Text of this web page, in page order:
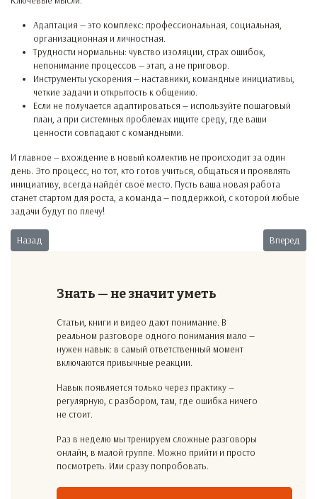
Адаптация — это комплекс: профессиональная, социальная,
организационная и личностная.
Трудности нормальны: чувство изоляции, страх ошибок,
непонимание процессов — этап, а не приговор.
Инструменты ускорения — наставники, командные инициативы,
четкие задачи и открытость к общению.
Если не получается адаптироваться — используйте пошаговый
план, а при системных проблемах ищите среду, где ваши
ценности совпадают с командными.
И главное — вхождение в новый коллектив не происходит за один
день. Это процесс, но тот, кто готов учиться, общаться и проявлять
инициативу, всегда найдёт своё место. Пусть ваша новая работа
станет стартом для роста, а команда — поддержкой, с которой любые
задачи будут по плечу!
Предыдущий: Страх перед начальством — как перестать бояться?
Назад Вперед
Знать — не значит уметь
Статьи, книги и видео дают понимание. В
реальном разговоре одного понимания мало —
нужен навык: в самый ответственный момент
включаются привычные реакции.
Навык появляется только через практику —
регулярную, с разбором, там, где ошибка ничего
не стоит.
Раз в неделю мы тренируем сложные разговоры
онлайн, в малой группе. Можно прийти и просто
посмотреть. Или сразу попробовать.